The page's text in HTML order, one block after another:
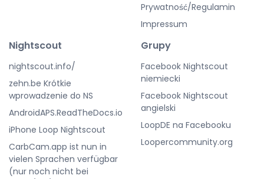
Prywatność/Regulamin
Impressum
Nightscout
nightscout.info/
zehn.be Krótkie
wprowadzenie do NS
AndroidAPS.ReadTheDocs.io
iPhone Loop Nightscout
CarbCam.app ist nun in
vielen Sprachen verfügbar
(nur noch nicht bei
Grupy
Facebook Nightscout
niemiecki
Facebook Nightscout
angielski
LoopDE na Facebooku
Loopercommunity.org